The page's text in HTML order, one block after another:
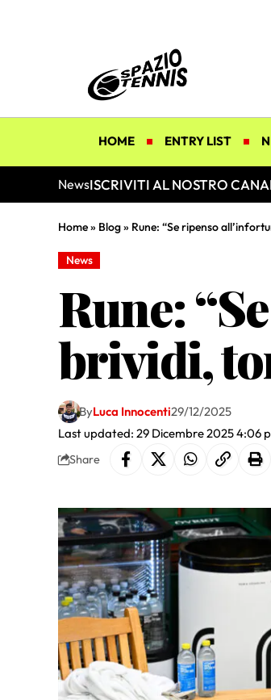
HOME ENTRY LIST
NewsISCRIVITI AL NOSTRO
Home» Blog» Rune: “Se ripenso
News
Rune:
brividi,
Last updated: 29 Dicembre 2025 4:06
ByLuca Innocenti29/12/2025
Share